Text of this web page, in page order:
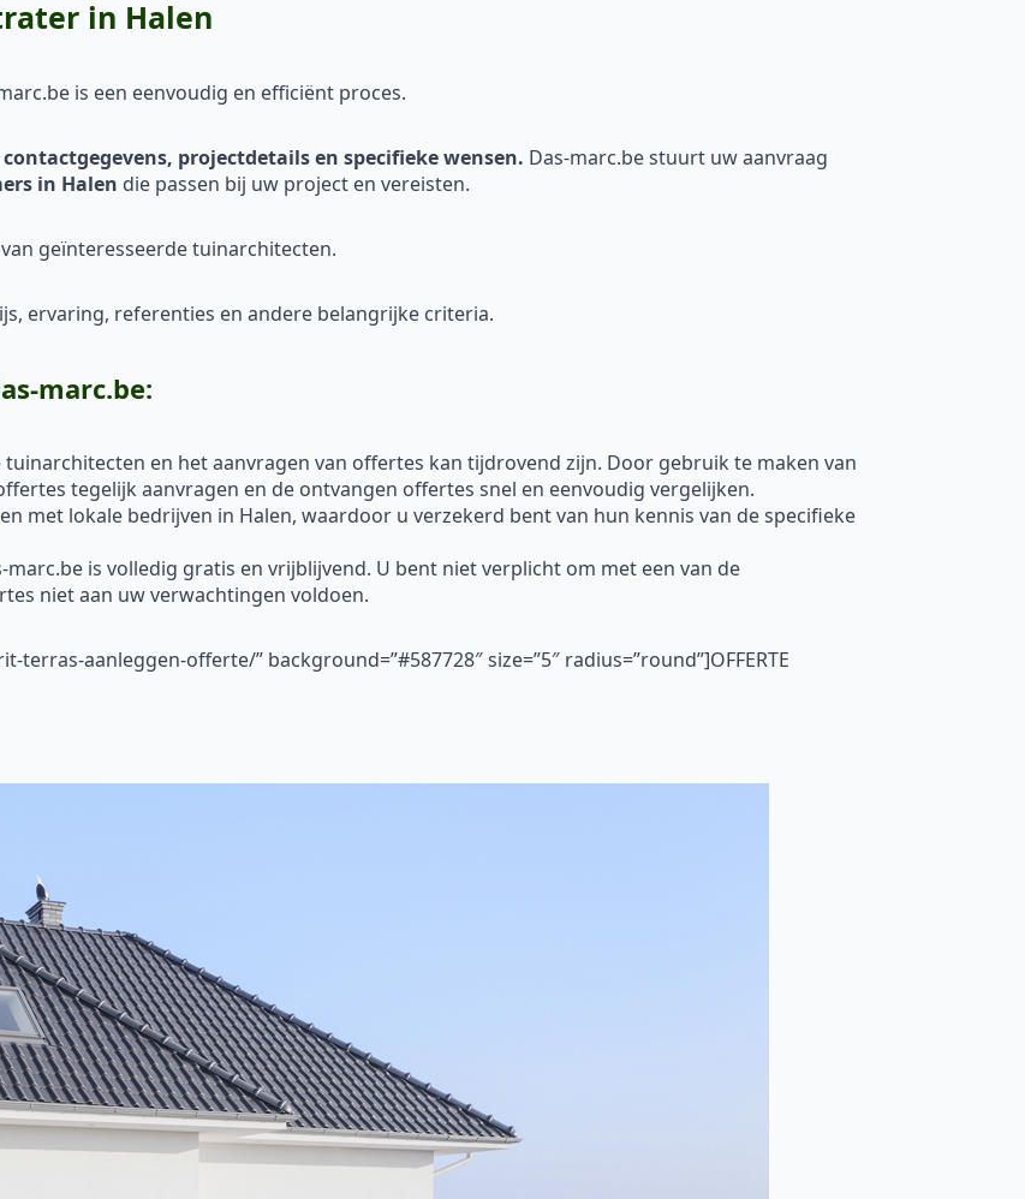
in Halen
is een eenvoudig en efficiënt proces.
projectdetails en specifieke wensen. Das-marc.be stuurt uw aanvraag
in Halen die passen bij uw project en vereisten.
geïnteresseerde tuinarchitecten.
ervaring, referenties en andere belangrijke criteria.
marc.be:
en het aanvragen van offertes kan tijdrovend zijn. Door gebruik te maken van
tegelijk aanvragen en de ontvangen offertes snel en eenvoudig vergelijken.
met lokale bedrijven in Halen, waardoor u verzekerd bent van hun kennis van de specifieke
is volledig gratis en vrijblijvend. U bent niet verplicht om met een van de
niet aan uw verwachtingen voldoen.
aanleggen-offerte/” background=”#587728″ size=”5″ radius=”round”]OFFERTE